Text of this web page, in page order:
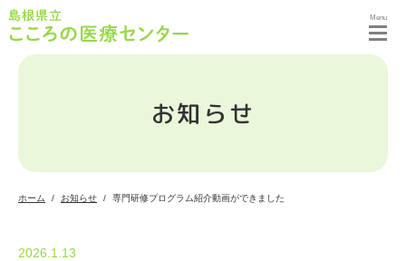
Menu
お知らせ
ホーム お知らせ 専門研修プログラム紹介動画ができました
2026.1.13